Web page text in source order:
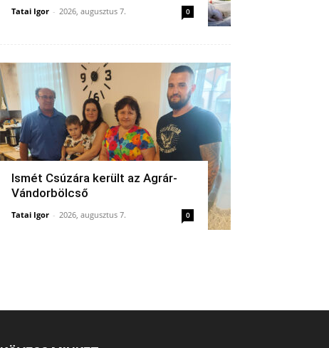
Tatai Igor - 2026, augusztus 7. 0
Ismét Csúzára került az Agrár-
Vándorbölcső
Tatai Igor - 2026, augusztus 7. 0